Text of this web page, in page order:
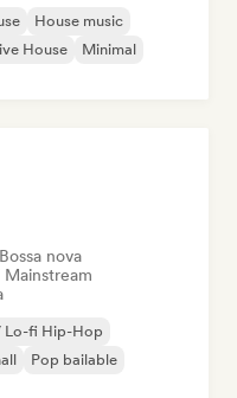
House music
House
Minimal
Bossa nova
Lo-fi Hip-Hop
Pop bailable